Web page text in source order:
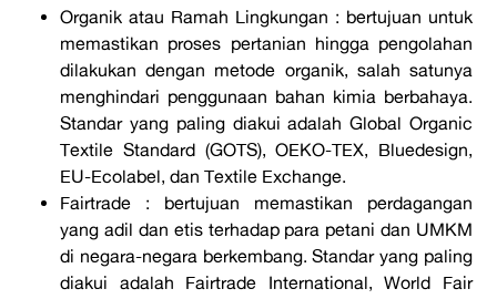
Organik atau Ramah Lingkungan : bertujuan untuk
memastikan proses pertanian hingga pengolahan
dilakukan dengan metode organik, salah satunya
menghindari penggunaan bahan kimia berbahaya.
Standar yang paling diakui adalah Global Organic
Textile Standard (GOTS), OEKO-TEX, Bluedesign,
EU-Ecolabel, dan Textile Exchange.
Fairtrade : bertujuan memastikan perdagangan
yang adil dan etis terhadap para petani dan UMKM
di negara-negara berkembang. Standar yang paling
diakui adalah Fairtrade International, World Fair